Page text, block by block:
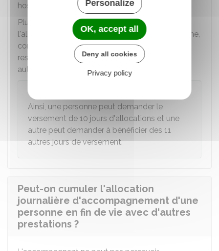
hospitalisée.
Plusieurs accompagnants peuvent percevoir
l'allocation s'ils accompagnent la même personne,
concomitamment ou successivement, dans le
respect de la limite des versements journaliers
autorisés.
Ainsi, une personne peut demander le
versement de 10 jours d'allocations et une
autre peut demander à bénéficier des 11
autres jours de versement.
Peut-on cumuler l'allocation
journalière d'accompagnement d'une
personne en fin de vie avec d'autres
prestations ?
Personalize
OK, accept all
Deny all cookies
Privacy policy